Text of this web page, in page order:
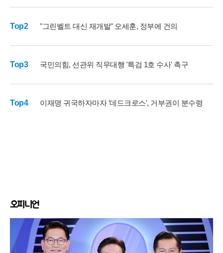
Top2 "그린벨트 대신 재개발" 오세훈, 정부에 건의
Top3 국민의힘, 선관위 직무대행 '특검 1호 수사' 촉구
Top4 이재명 귀국하자마자 '데드크로스', 거부권이 분수령
오피니언